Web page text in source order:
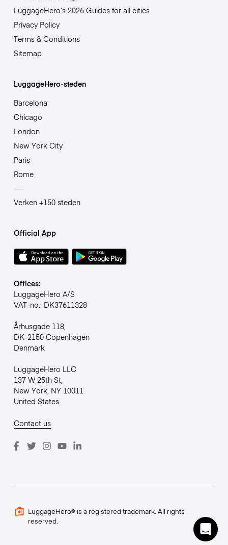
LuggageHero’s 2026 Guides for all cities
Privacy Policy
Terms & Conditions
Sitemap
LuggageHero-steden
Barcelona
Chicago
London
New York City
Paris
Rome
Verken +150 steden
Official App
Offices:
LuggageHero A/S
VAT-no.: DK37611328
Århusgade 118,
DK-2150 Copenhagen
Denmark
LuggageHero LLC
137 W 25th St,
New York, NY 10011
United States
Contact us
LuggageHero® is a registered trademark. All rights
reserved.